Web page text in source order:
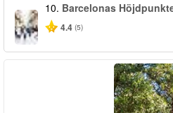
10. Barcelonas
4.4 (5)